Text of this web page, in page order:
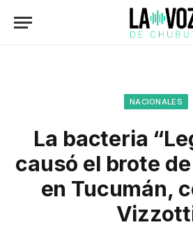
NACIONALES
La bacteria
causó el brote
en Tucumán,